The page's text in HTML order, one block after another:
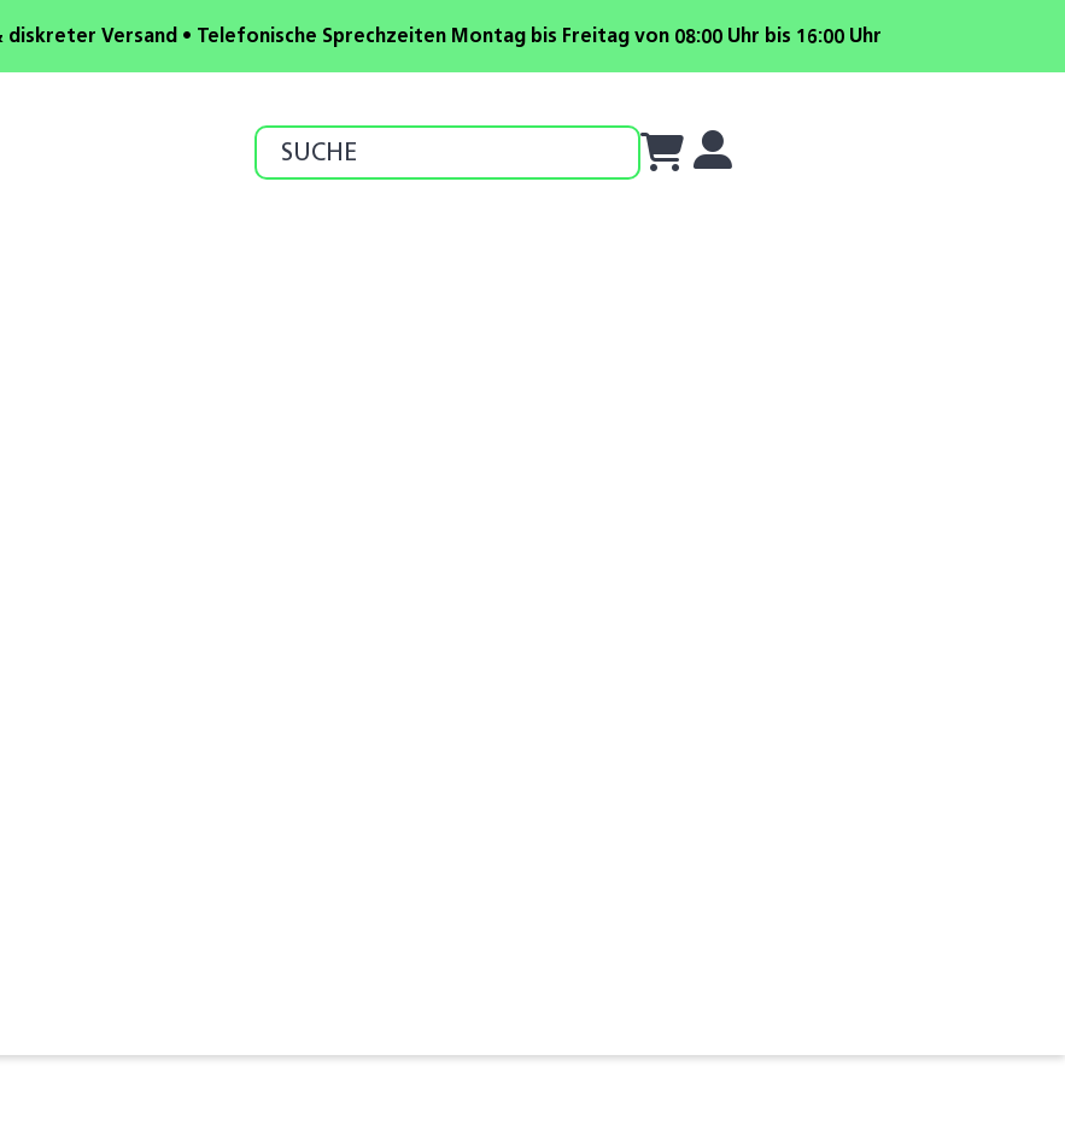
Versand • Telefonische Sprechzeiten Montag bis Freitag von 08:00 Uhr bis 16:00 Uhr
Search